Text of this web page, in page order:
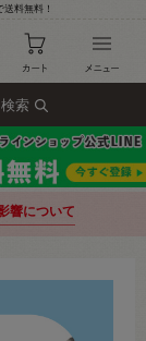
料無料！
検索
響について